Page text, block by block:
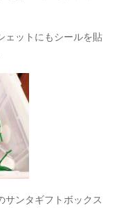
ェットにもシールを貼
サンタギフトボックス